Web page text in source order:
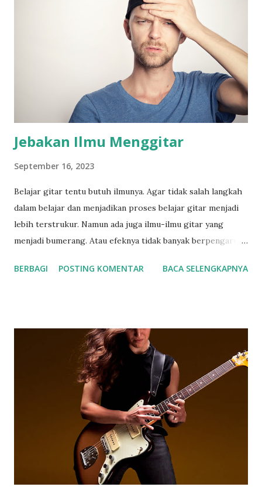
karya Oasis banyak ditulis oleh Noel Gallagher. Pada saat itu
Noel adalah lead gitaris dari Oasis, dimana solo-solo gitar
pada lagu mereka dimainkan oleh Noel Gallagher. Hal ini
juga yang membuat saya tertarik pertama kalinya untuk
bermain gitar elektrik. Dan tidak bisa saya pungkiri bahkan
cara saya bermain saya terispirasi oleh beliau. Dari lick-link
dan kalimat-kalimat...
Jebakan Ilmu Menggitar
September 16, 2023
Belajar gitar tentu butuh ilmunya. Agar tidak salah langkah
dalam belajar dan menjadikan proses belajar gitar menjadi
lebih terstrukur. Namun ada juga ilmu-ilmu gitar yang
menjadi bumerang. Atau efeknya tidak banyak berpengaruh
Bumerang yang dilempar dan berputar kembali, apakah
tersalurkan secara motorik. Bisa jadi dia berpikir nanti akan
dicoba pas latihan. Dan sering kali waku latihan tidak
kunjung ada. Bermain gitar itu tidak saja membutuhkan
kemampuan motorik tapi juga pemahaman tentang ilmu
musik. Namun di dunia digital saat ini, dimana semuanya
bergerak sangat cepat, termasuk dengan keilmuan,
membuat seseorang juga ingin instant dalam berbagai hal.
Begitu juga dengan belajar gitar, kita berharap bisa bermain
gitar (belajar) dengan instant. Artinya dengan melihat s...
BERBAGI POSTING KOMENTAR BACA SELENGKAPNYA